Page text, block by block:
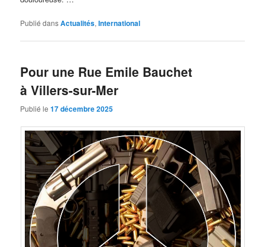
Publié dansActualités,International
Pour une Rue Emile Bauchet
à Villers-sur-Mer
Publié le17 décembre 2025